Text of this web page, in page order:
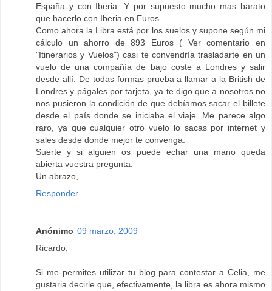
España y con Iberia. Y por supuesto mucho mas barato
que hacerlo con Iberia en Euros.
Como ahora la Libra está por los suelos y supone según mi
cálculo un ahorro de 893 Euros ( Ver comentario en
"Itinerarios y Vuelos") casi te convendría trasladarte en un
vuelo de una compañía de bajo coste a Londres y salir
desde allí. De todas formas prueba a llamar a la British de
Londres y págales por tarjeta, ya te digo que a nosotros no
nos pusieron la condición de que debíamos sacar el billete
desde el país donde se iniciaba el viaje. Me parece algo
raro, ya que cualquier otro vuelo lo sacas por internet y
sales desde donde mejor te convenga.
Suerte y si alguien os puede echar una mano queda
abierta vuestra pregunta.
Un abrazo,
Responder
Anónimo 09 marzo, 2009
Ricardo,
Si me permites utilizar tu blog para contestar a Celia, me
gustaria decirle que, efectivamente, la libra es ahora mismo